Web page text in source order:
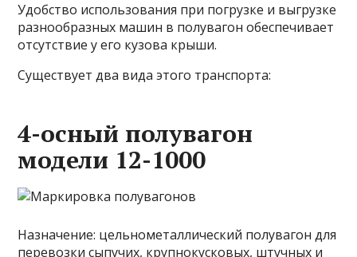
Удобство использования при погрузке и выгрузке
разнообразных машин в полувагон обеспечивает
отсутствие у его кузова крыши.
Существует два вида этого транспорта:
4-осный полувагон
модели 12-1000
Назначение: цельнометаллический полувагон для
перевозки сыпучих, крупнокусковых, штучных и